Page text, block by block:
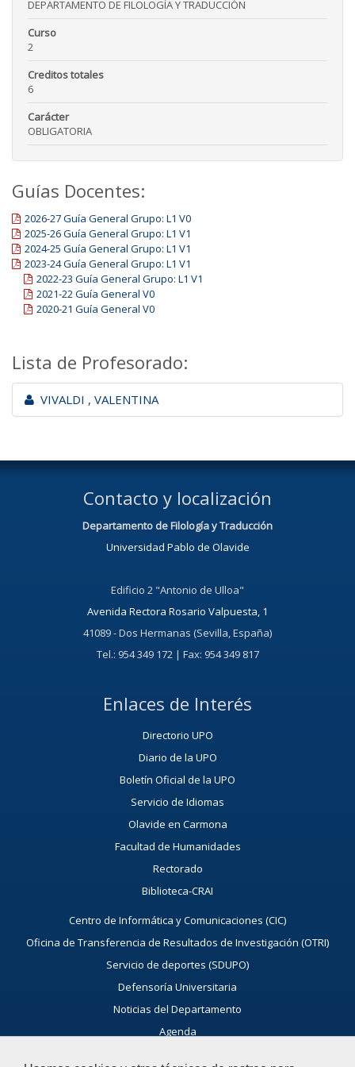
DEPARTAMENTO DE FILOLOGÍA Y TRADUCCIÓN
Curso
2
Creditos totales
6
Carácter
OBLIGATORIA
Guías Docentes:
2026-27 Guía General Grupo: L1 V0
2025-26 Guía General Grupo: L1 V1
2024-25 Guía General Grupo: L1 V1
2023-24 Guía General Grupo: L1 V1
2022-23 Guía General Grupo: L1 V1
2021-22 Guía General V0
2020-21 Guía General V0
Lista de Profesorado:
VIVALDI , VALENTINA
Contacto y localización
Departamento de Filología y Traducción
Universidad Pablo de Olavide
Edificio 2 "Antonio de Ulloa"
Avenida Rectora Rosario Valpuesta, 1
41089 - Dos Hermanas (Sevilla, España)
Tel.: 954 349 172 | Fax: 954 349 817
Enlaces de Interés
Directorio UPO
Diario de la UPO
Boletín Oficial de la UPO
Servicio de Idiomas
Olavide en Carmona
Facultad de Humanidades
Rectorado
Biblioteca-CRAI
Centro de Informática y Comunicaciones (CIC)
Oficina de Transferencia de Resultados de Investigación (OTRI)
Servicio de deportes (SDUPO)
Defensoría Universitaria
Noticias del Departamento
Agenda